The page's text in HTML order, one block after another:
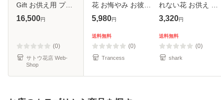
Gift お供え用 プリ
ザーブドフラワー
16,500円
(0)
サトウ花店 Web-
Shop
花 お悔やみ お彼岸
仏壇 枯れない 仏花
お盆 新盆 初盆 お
彼岸 ペットブリザ
ー
5,980円
送料無料
(0)
Trancess
れない花 お供え 仏
花ドーム お彼岸 ド
お供え物？仏壇 ロ
ーズ ガラスドーム
アレン
3,320円
送料無料
(0)
shark